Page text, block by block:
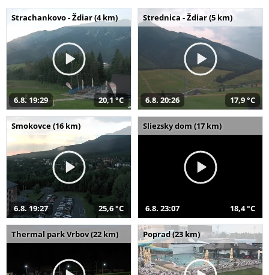
Strachankovo - Ždiar (4 km)
6.8. 19:29 20,1 °C
Strednica - Ždiar (5 km)
6.8. 20:26 17,9 °C
Smokovce (16 km)
6.8. 19:27 25,6 °C
Sliezsky dom (17 km)
6.8. 23:07 18,4 °C
Thermal park Vrbov (22 km) Poprad (23 km)